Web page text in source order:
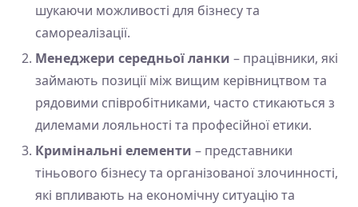
шукаючи можливості для бізнесу та
самореалізації.
Менеджери середньої ланки – працівники, які
займають позиції між вищим керівництвом та
рядовими співробітниками, часто стикаються з
дилемами лояльності та професійної етики.
Кримінальні елементи – представники
тіньового бізнесу та організованої злочинності,
які впливають на економічну ситуацію та